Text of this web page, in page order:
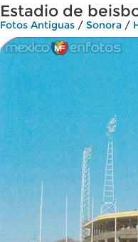
Estadio de
Fotos Antiguas / Sonora /